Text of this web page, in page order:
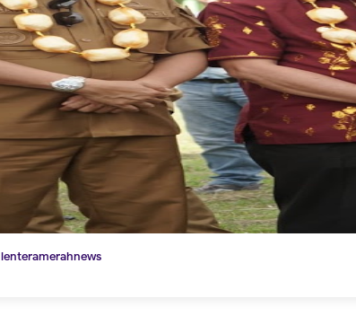
lenteramerahnews